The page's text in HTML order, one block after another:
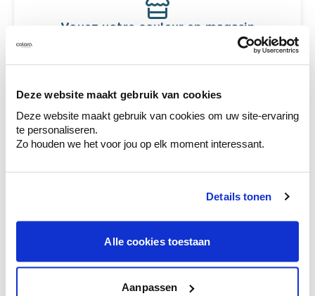
Deze website maakt gebruik van cookies
Deze website maakt gebruik van cookies om uw site-ervaring
te personaliseren.
Zo houden we het voor jou op elk moment interessant.
Details tonen
Alle cookies toestaan
Aanpassen
Voyez votre couleur en magasin
Découvrez des échantillons de votre
votre couleur.
Obtenez des conseils personnalisés sur la
combinaison de couleurs.
Conseil couleur à domicile
en couleur.
l'éclairage et de votre mobilier.